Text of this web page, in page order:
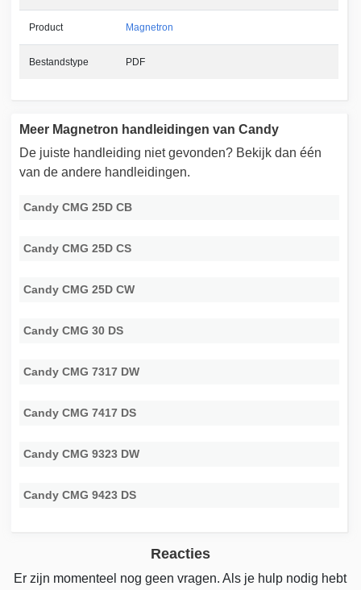
Product Magnetron
Bestandstype PDF
Meer Magnetron handleidingen van Candy
De juiste handleiding niet gevonden? Bekijk dan één
van de andere handleidingen.
Candy CMG 25D CB
Candy CMG 25D CS
Candy CMG 25D CW
Candy CMG 30 DS
Candy CMG 7317 DW
Candy CMG 7417 DS
Candy CMG 9323 DW
Candy CMG 9423 DS
Reacties
Er zijn momenteel nog geen vragen. Als je hulp nodig hebt